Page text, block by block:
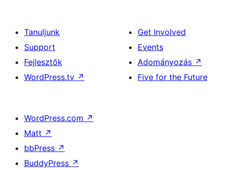
Tanuljunk
Support
Fejlesztők
WordPress.tv ↗
Get Involved
Events
Adományozás ↗
Five for the Future
WordPress.com ↗
Matt ↗
bbPress ↗
BuddyPress ↗